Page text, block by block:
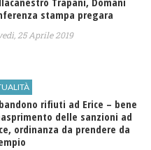
stampa pregara
25 Aprile 2019
rifiuti ad Erice – bene
delle sanzioni ad
ordinanza da prendere da